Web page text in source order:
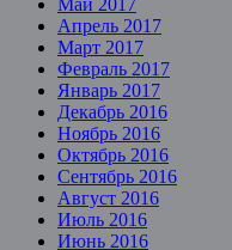
Апрель 2017
Март 2017
Февраль 2017
Январь 2017
Декабрь 2016
Ноябрь 2016
Октябрь 2016
Сентябрь 2016
Август 2016
Июль 2016
Июнь 2016